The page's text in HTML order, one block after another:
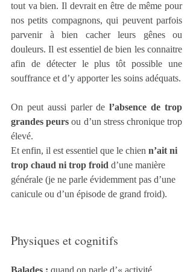
tout va bien. Il devrait en être de même pour
nos petits compagnons, qui peuvent parfois
parvenir à bien cacher leurs gênes ou
douleurs. Il est essentiel de bien les connaitre
afin de détecter le plus tôt possible une
souffrance et d’y apporter les soins adéquats.
On peut aussi parler de l’absence de trop
grandes peurs ou d’un stress chronique trop
élevé.
Et enfin, il est essentiel que le chien n’ait ni
trop chaud ni trop froid d’une manière
générale (je ne parle évidemment pas d’une
canicule ou d’un épisode de grand froid).
Physiques et cognitifs
Balades : quand on parle d’« activité